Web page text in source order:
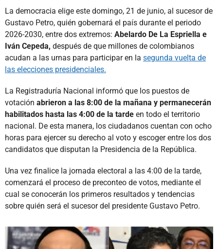
La democracia elige este domingo, 21 de junio, al sucesor de
Gustavo Petro, quién gobernará el país durante el periodo
2026-2030, entre dos extremos: Abelardo De La Espriella e
Iván Cepeda, después de que millones de colombianos
acudan a las urnas para participar en la segunda vuelta de
las elecciones presidenciales.
La Registraduría Nacional informó que los puestos de
votación abrieron a las 8:00 de la mañana y permanecerán
habilitados hasta las 4:00 de la tarde en todo el territorio
nacional. De esta manera, los ciudadanos cuentan con ocho
horas para ejercer su derecho al voto y escoger entre los dos
candidatos que disputan la Presidencia de la República.
Una vez finalice la jornada electoral a las 4:00 de la tarde,
comenzará el proceso de preconteo de votos, mediante el
cual se conocerán los primeros resultados y tendencias
sobre quién será el sucesor del presidente Gustavo Petro.